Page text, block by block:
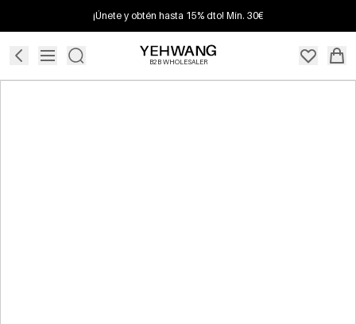
¡Únete y obtén hasta 15% dto! Mín. 30€
B2B WHOLESALER